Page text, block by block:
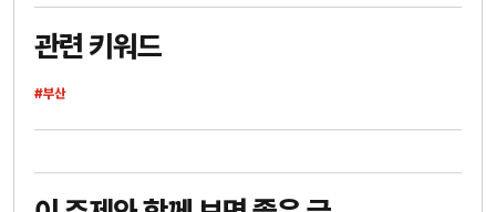
관련 키워드
#부산